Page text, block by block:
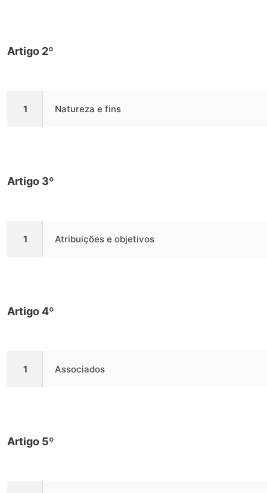
Artigo 2º
1 Natureza e fins
Artigo 3º
1 Atribuições e objetivos
Artigo 4º
1 Associados
Artigo 5º